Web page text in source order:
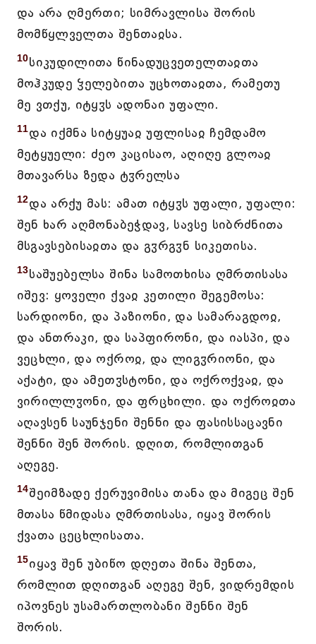
და არა ღმერთი; სიმრავლისა შორის
მომწყლველთა შენთაჲსა.
10სიკუდილითა წინადუცვეთელთაჲთა
მოჰკუდე ჴელებითა უცხოთაჲთა, რამეთუ
მე ვთქუ, იტყჳს ადონაი უფალი.
11და იქმნა სიტყუაჲ უფლისაჲ ჩემდამო
მეტყუელი: ძეო კაცისაო, აღიღე გლოაჲ
მთავარსა ზედა ტჳრელსა
12და არქუ მას: ამათ იტყჳს უფალი, უფალი:
შენ ხარ აღმონაბეჭდავ, სავსე სიბრძნითა
მსგავსებისაჲთა და გჳრგჳნ სიკეთისა.
13საშუებელსა შინა სამოთხისა ღმრთისასა
იშევ: ყოველი ქვაჲ კეთილი შეგემოსა:
სარდიონი, და პაზიონი, და სამარაგდოჲ,
და ანთრაკი, და საპფირონი, და იასპი, და
ვეცხლი, და ოქროჲ, და ლიგჳრიონი, და
აქატი, და ამეთჳსტონი, და ოქროქვაჲ, და
ვირილლჳონი, და ფრცხილი. და ოქროჲთა
აღავსენ საუნჯენი შენნი და ფასისსაცავნი
შენნი შენ შორის. დღით, რომლითგან
აღეგე.
14შეიმზადე ქერუვიმისა თანა და მიგეც შენ
მთასა წმიდასა ღმრთისასა, იყავ შორის
ქვათა ცეცხლისათა.
15იყავ შენ უბიწო დღეთა შინა შენთა,
რომლით დღითგან აღეგე შენ, ვიდრემდის
იპოვნეს უსამართლობანი შენნი შენ
შორის.